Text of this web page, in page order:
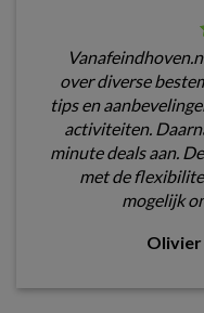
over diverse
tips en
activiteiten.
minute deals aan.
met de
mogelijk
Olivier